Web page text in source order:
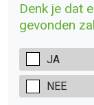
Denk je dat
gevonden
JA
NEE